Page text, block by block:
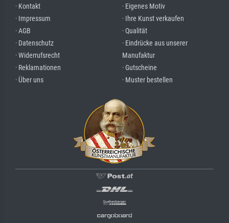
· Kontakt
· Impressum
· AGB
· Datenschutz
· Widerrufsrecht
· Reklamationen
· Über uns
· Eigenes Motiv
· Ihre Kunst verkaufen
· Qualität
· Eindrücke aus unserer
Manufaktur
· Gutscheine
· Muster bestellen